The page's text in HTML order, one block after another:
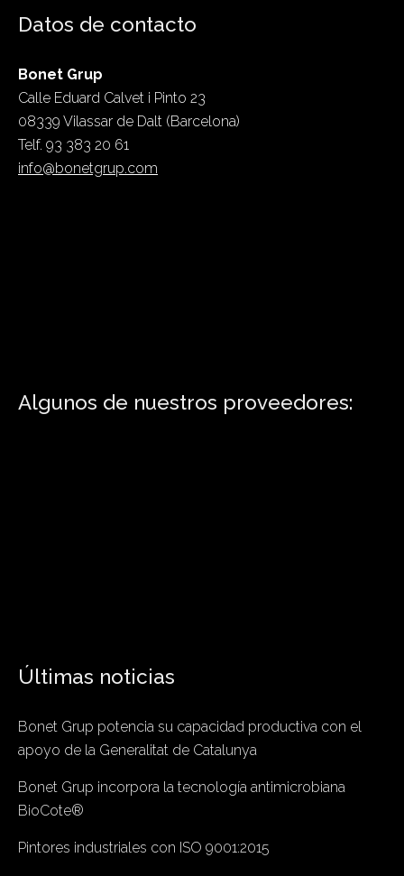
Datos de contacto
Bonet Grup
Calle Eduard Calvet i Pinto 23
08339 Vilassar de Dalt (Barcelona)
Telf. 93 383 20 61
info@bonetgrup.com
Algunos de nuestros proveedores:
Últimas noticias
Bonet Grup potencia su capacidad productiva con el
apoyo de la Generalitat de Catalunya
Bonet Grup incorpora la tecnología antimicrobiana
BioCote®
Pintores industriales con ISO 9001:2015